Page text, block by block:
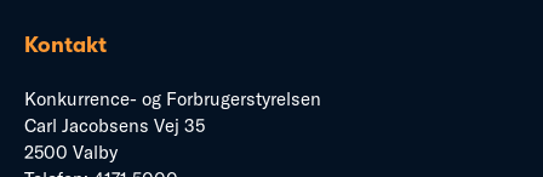
Kontakt
Konkurrence- og Forbrugerstyrelsen
Carl Jacobsens Vej 35
2500 Valby